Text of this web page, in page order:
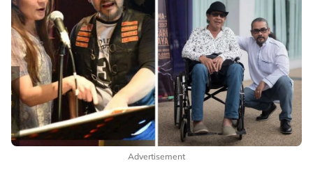
Advertisement